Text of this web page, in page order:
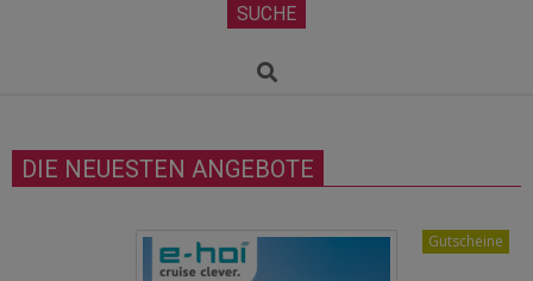
SUCHE
Search
DIE NEUESTEN ANGEBOTE
Gutscheine